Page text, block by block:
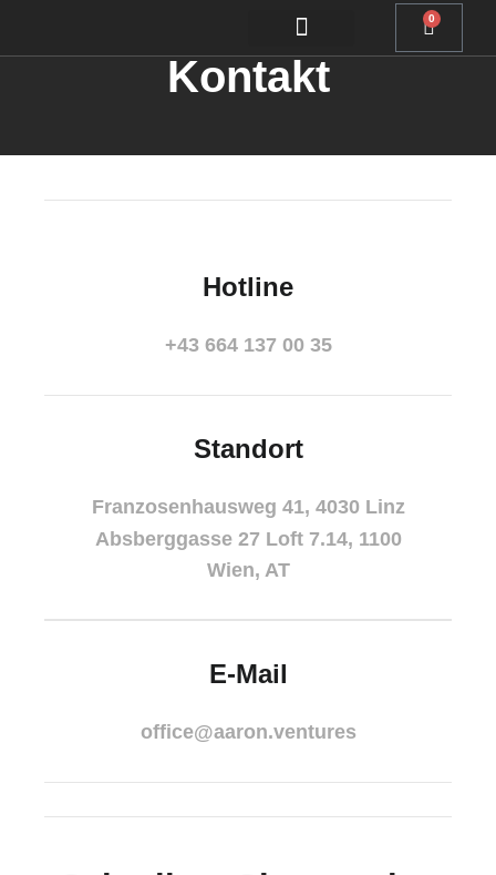
0
Kontakt
Hotline
+43 664 137 00 35
Standort
Franzosenhausweg 41, 4030 Linz
Absberggasse 27 Loft 7.14, 1100
Wien, AT
E-Mail
office@aaron.ventures